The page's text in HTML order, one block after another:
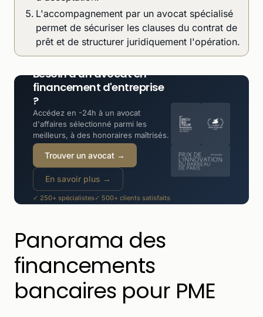
L'accompagnement par un avocat spécialisé
permet de sécuriser les clauses du contrat de
prêt et de structurer juridiquement l'opération.
Besoin d'un avocat en
financement d'entreprise
?
Accédez en -24h à un avocat
d'affaires sélectionné parmi les
meilleurs, à des honoraires maîtrisés.
Trouver un avocat →
En savoir plus →
✓ 250+ spécialistes✓ 500+ clients satisfaits
Panorama des
financements
bancaires pour PME